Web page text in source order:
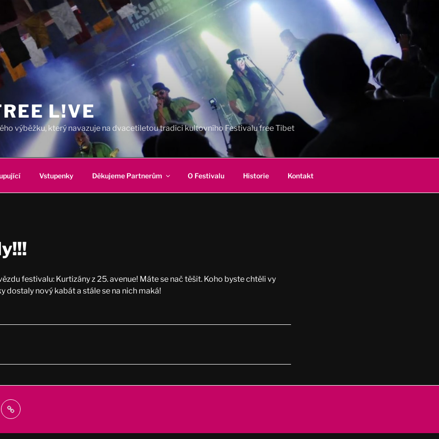
L!VE
výběžku, který navazuje na dvacetiletou tradici kultovního Festivalu free Tibet
Vstupenky Děkujeme Partnerům O Festivalu Historie Kontakt
festivalu: Kurtizány z 25. avenue! Máte se nač těšit. Koho byste chtěli vy
dostaly nový kabát a stále se na nich maká!
webprodukt.cz